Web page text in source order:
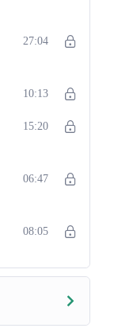
27:04
10:13
15:20
06:47
08:05